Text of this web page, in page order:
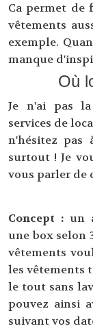
Ca permet de
vêtements
exemple.
manque
Où
Je n'ai pas
services de
n'hésitez pas
surtout ! Je
vous parler de
Concept : un
une box selon
vêtements
les vêtements
le tout sans
pouvez ainsi
suivant vos